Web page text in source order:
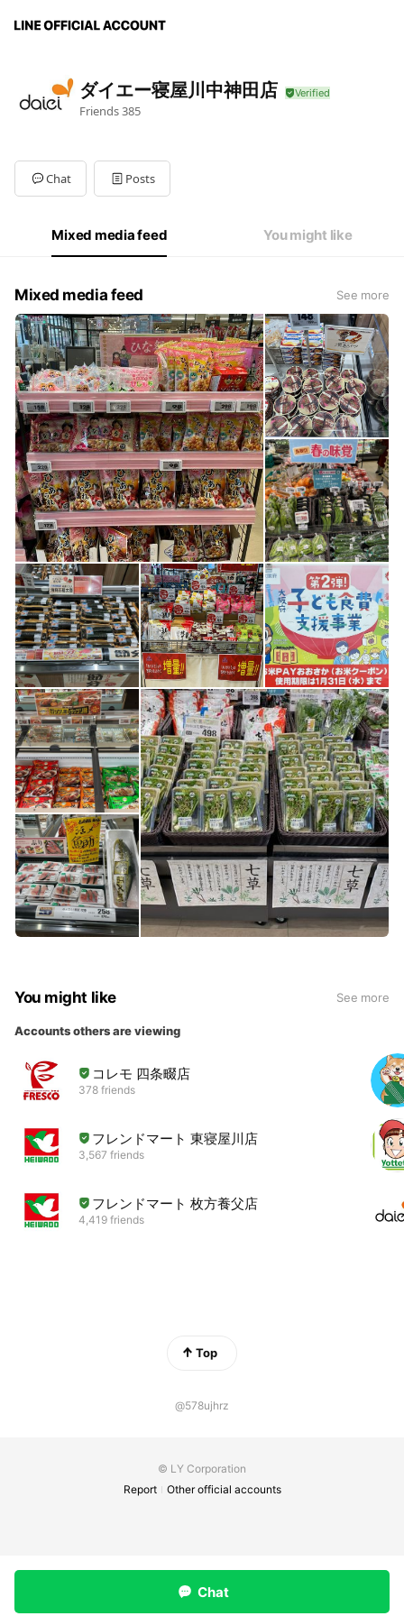
ダイエー寝屋川中神田店
Friends385
Chat Posts
Mixed media feed You might like
Mixed media feed See more
You might like See more
Accounts others are viewing
コレモ 四条畷店
378 friends
フレンドマート 東寝屋川店
3,567 friends
フレンドマート 枚方養父店
4,419 friends
Top
@578ujhrz
© LY Corporation
Report
Other official accounts
Chat